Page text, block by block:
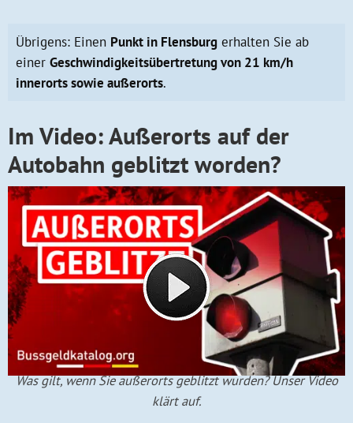
Übrigens: Einen Punkt in Flensburg erhalten Sie ab
einer Geschwindigkeitsübertretung von 21 km/h
innerorts sowie außerorts.
Im Video: Außerorts auf der
Autobahn geblitzt worden?
Was gilt, wenn Sie außerorts geblitzt wurden? Unser Video
klärt auf.